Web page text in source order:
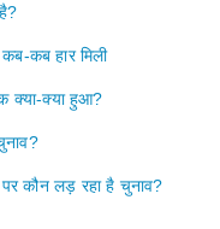
कब-कब हार मिली
क्या-क्या हुआ?
कौन लड़ रहा है चुनाव?